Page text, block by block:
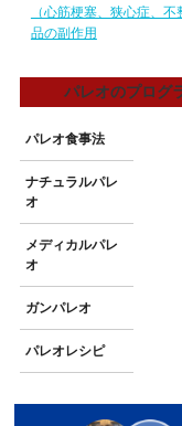
（心筋梗塞、狭心症、
品の副作用
パレオのプログ
パレオ食事法
ナチュラルパレ
オ
メディカルパレ
オ
ガンパレオ
パレオレシピ